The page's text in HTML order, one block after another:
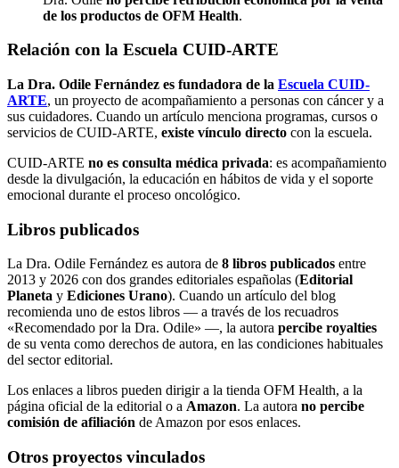
de los productos de OFM Health.
Relación con la Escuela CUID-ARTE
La Dra. Odile Fernández es fundadora de la Escuela CUID-
ARTE, un proyecto de acompañamiento a personas con cáncer y a
sus cuidadores. Cuando un artículo menciona programas, cursos o
servicios de CUID-ARTE, existe vínculo directo con la escuela.
CUID-ARTE no es consulta médica privada: es acompañamiento
desde la divulgación, la educación en hábitos de vida y el soporte
emocional durante el proceso oncológico.
Libros publicados
La Dra. Odile Fernández es autora de 8 libros publicados entre
2013 y 2026 con dos grandes editoriales españolas (Editorial
Planeta y Ediciones Urano). Cuando un artículo del blog
recomienda uno de estos libros — a través de los recuadros
«Recomendado por la Dra. Odile» —, la autora percibe royalties
de su venta como derechos de autora, en las condiciones habituales
del sector editorial.
Los enlaces a libros pueden dirigir a la tienda OFM Health, a la
página oficial de la editorial o a Amazon. La autora no percibe
comisión de afiliación de Amazon por esos enlaces.
Otros proyectos vinculados